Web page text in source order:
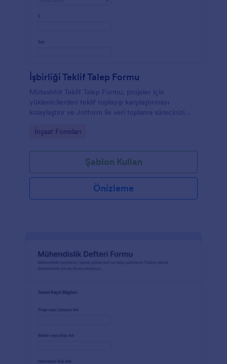
İşbirliği Teklif Talep Formu
Müteahhit Teklif Talep Formu, projeler için
yüklenicilerden teklif toplayıp karşılaştırmayı
kolaylaştırır ve Jotform ile veri toplama sürecinizi
biçimde yönetmenize yardımcı olur.
Go to Category:
İnşaat Formları
Şablon Kullan
Önizleme